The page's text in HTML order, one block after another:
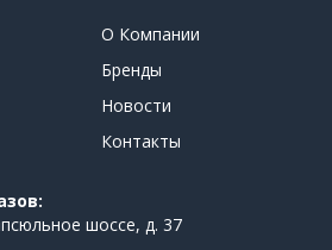
О Компании
Бренды
Новости
Контакты
шоссе, д. 37